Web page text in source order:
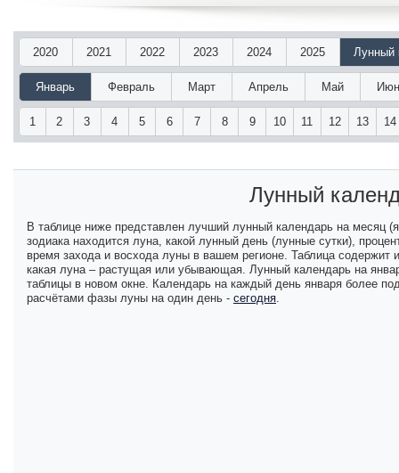
2020 2021 2022 2023 2024 2025 Лунный
Январь Февраль Март Апрель Май
1 2 3 4 5 6 7 8 9 10 11 12 13 14
Лунный
В таблице ниже представлен лучший лунный календарь на месяц
зодиака находится луна, какой лунный день (лунные сутки),
время захода и восхода луны в вашем регионе. Таблица
какая луна – растущая или убывающая. Лунный календарь на
таблицы в новом окне. Календарь на каждый день января более
расчётами фазы луны на один день - сегодня.